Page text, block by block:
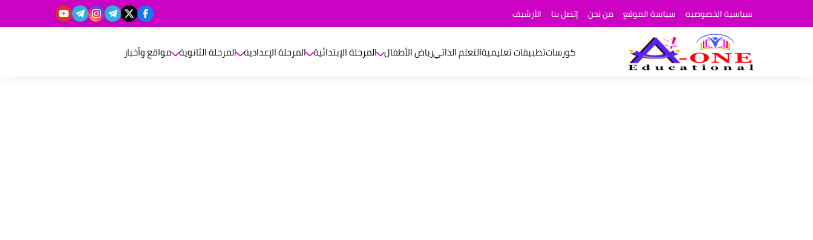
سياسية الخصوصيه سياسة الموقع من نحن إتصل بنا الأرشيف
كورساتتطبيقات تعليميةالتعلم الذاتيرياض الأطفال المرحلة الإبتدائية المرحلة الإعدادية المرحلة الثانوية مواقع وأخبار